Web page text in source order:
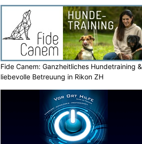
Fide Canem: Ganzheitliches Hundetraining &
liebevolle Betreuung in Rikon ZH